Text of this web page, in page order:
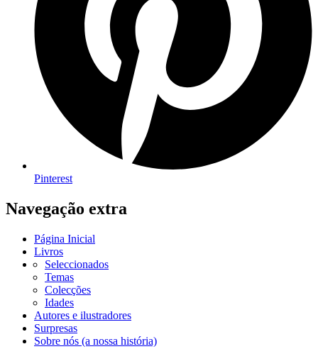
Pinterest
Navegação extra
Página Inicial
Livros
Seleccionados
Temas
Colecções
Idades
Autores e ilustradores
Surpresas
Sobre nós (a nossa história)